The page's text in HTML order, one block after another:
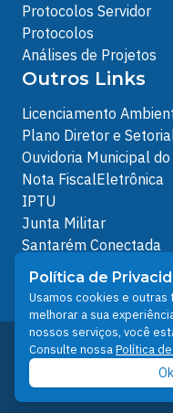
Protocolos Servidor
Protocolos
Análises de Projetos
Outros Links
Licenciamento
Plano Diretor e
Ouvidoria Municipal do
Nota FiscalEletrônica
IPTU
Junta Militar
Santarém Conectada
Política de Privacidade
People illustrations by
Desenvolvido pelo
Tecnologia da
Prefeitura de
Política de
Usamos cookies e
melhorar a sua
nossos serviços, você
Consulte nossaPolítica